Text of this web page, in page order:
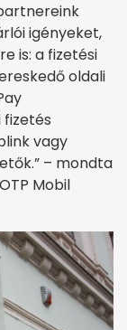
igényeket,
is: a fizetési
oldali
vagy
– mondta
Mobil